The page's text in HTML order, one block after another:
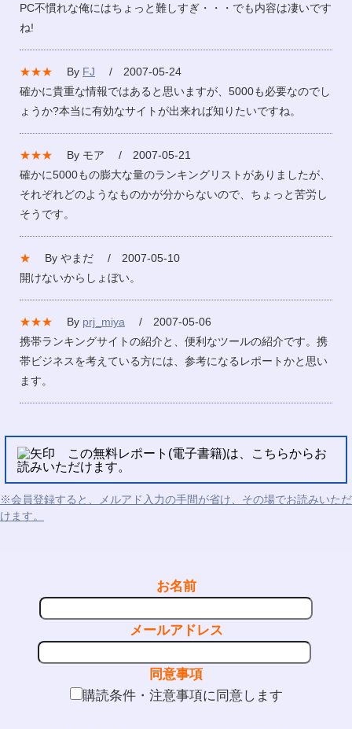
PC不慣れな俺にはちょっと難しすぎ・・・でも内容は凄いです
ね!
★★★ By FJ
/ 2007-05-24
確かに貴重な情報ではあると思いますが、5000も必要なのでし
ょうか?本当に有効なサイトが出来れば知りたいですね。
★★★
By モア / 2007-05-21
確かに5000もの膨大な量のランキングリストがありましたが、
それぞれどのようなものかが分からないので、ちょっと苦労し
そうです。
★
By やまだ / 2007-05-10
開けないからしょぼい。
★★★ By prj_miya
/ 2007-05-06
携帯ランキングサイトの紹介と、便利なツールの紹介です。携
帯ビジネスを考えている方には、参考になるレポートかと思い
ます。
この無料レポート(電子書籍)は、こちらからお
読みいただけます。
※会員登録すると、メルアド入力の手間が省け、その場でお読みいただ
けます。
お名前
メールアドレス
同意事項
購読条件・注意事項に同意します